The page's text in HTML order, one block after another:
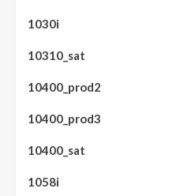
1030i
10310_sat
10400_prod2
10400_prod3
10400_sat
1058i